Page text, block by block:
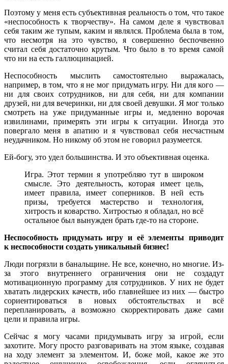
Поэтому у меня есть субъективная реальность о том, что такое
«неспособность к творчеству». На самом деле я чувствовал
себя таким же тупым, каким и являлся. Проблема была в том,
что несмотря на это чувство, я совершенно беспочвенно
считал себя достаточно крутым. Что было в то время самой
что ни на есть галлюцинацией.
Неспособность мыслить самостоятельно выражалась,
например, в том, что я не мог придумать игру. Ни для кого —
ни для своих сотрудников, ни для себя, ни для компании
друзей, ни для вечеринки, ни для своей девушки. Я мог только
смотреть на уже придуманные игры и, медленно ворочая
извилинами, примерять эти игры к ситуации. Иногда это
повергало меня в апатию и я чувствовал себя несчастным
неудачником. Но никому об этом не говорил разумеется.
Ей-богу, это удел большинства. И это объективная оценка.
Игра. Этот термин я употребляю тут в широком
смысле. Это деятельность, которая имеет цель,
имеет правила, имеет соперников. В ней есть
призы, требуется мастерство и технология,
хитрость и коварство. Хитростью я обладал, но всё
остальное был вынужден брать где-то на стороне.
Неспособность придумать игру и её элементы приводит
к неспособности создать уникальный бизнес!
Люди погрязли в банальщине. Не все, конечно, но многие. Из-
за этого внутреннего ограничения они не создадут
мотивационную программу для сотрудников. У них не будет
хватать лидерских качеств, ибо главнейшее из них — быстро
сориентироваться в новых обстоятельствах и всё
перепланировать, а возможно скорректировать даже сами
цели и правила игры.
Сейчас я могу часами придумывать игру за игрой, если
захотите. Могу просто разговаривать на этом языке, создавая
на ходу элемент за элементом. И, боже мой, какое же это